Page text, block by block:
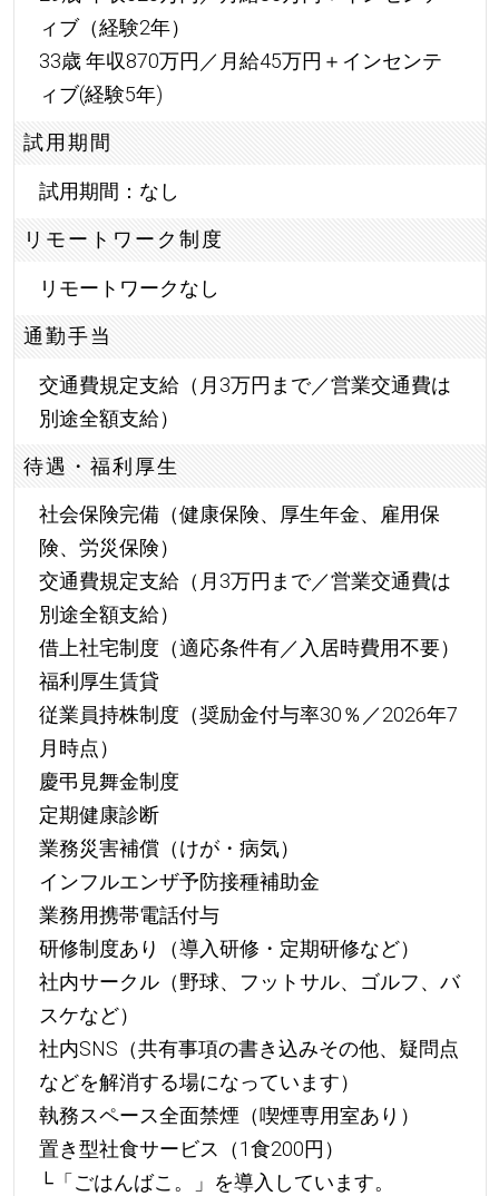
ィブ（経験2年）
33歳 年収870万円／月給45万円＋インセンテ
ィブ(経験5年)
試用期間
試用期間：なし
リモートワーク制度
リモートワークなし
通勤手当
交通費規定支給（月3万円まで／営業交通費は
別途全額支給）
待遇・福利厚生
社会保険完備（健康保険、厚生年金、雇用保
険、労災保険）
交通費規定支給（月3万円まで／営業交通費は
別途全額支給）
借上社宅制度（適応条件有／入居時費用不要）
福利厚生賃貸
従業員持株制度（奨励金付与率30％／2026年7
月時点）
慶弔見舞金制度
定期健康診断
業務災害補償（けが・病気）
インフルエンザ予防接種補助金
業務用携帯電話付与
研修制度あり（導入研修・定期研修など）
社内サークル（野球、フットサル、ゴルフ、バ
スケなど）
社内SNS（共有事項の書き込みその他、疑問点
などを解消する場になっています）
執務スペース全面禁煙（喫煙専用室あり）
置き型社食サービス（1食200円）
└「ごはんばこ。」を導入しています。